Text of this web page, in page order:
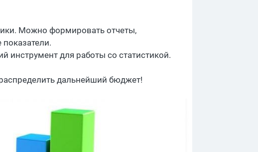
Можно формировать отчеты,
инструмент для работы со статистикой.
дальнейший бюджет!